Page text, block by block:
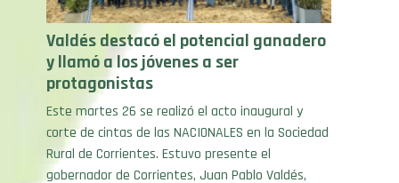
Valdés destacó el potencial ganadero
y llamó a los jóvenes a ser
protagonistas
Este martes 26 se realizó el acto inaugural y
corte de cintas de las NACIONALES en la Sociedad
Rural de Corrientes. Estuvo presente el
gobernador de Corrientes, Juan Pablo Valdés,
quien destacó la oportunidad que tiene la